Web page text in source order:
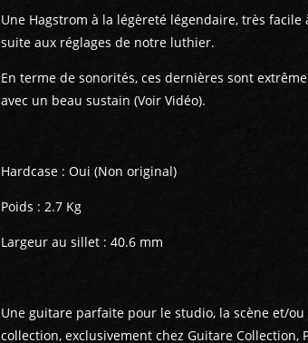
Une Hagstrom à la légèreté légendaire, très
suite aux réglages de notre luthier.
En terme de sonorités, ces dernières sont
avec un beau sustain (Voir Vidéo).
Hardcase : Oui (Non original)
Poids : 2.7 Kg
Largeur au sillet : 40.6 mm
Une guitare parfaite pour le studio, la scène et/
collection, exclusivement chez Guitare Collection,